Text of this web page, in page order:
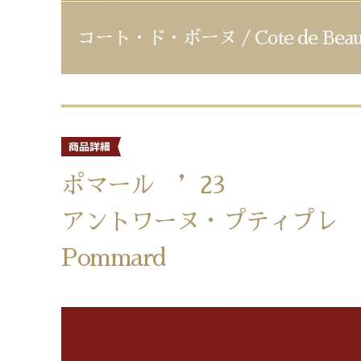
コート・ド・ボーヌ / Cote de
ポマール ’23
アントワーヌ・プティプレ
Pommard